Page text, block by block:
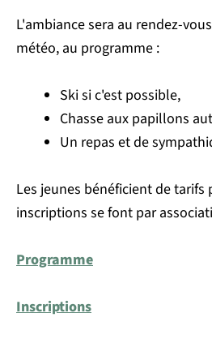
L'ambiance sera au rendez-
météo, au programme :
Ski si c'est possible,
Chasse aux papillons
Un repas et de
Les jeunes bénéficient de tarifs
inscriptions se font par
Programme
Inscriptions